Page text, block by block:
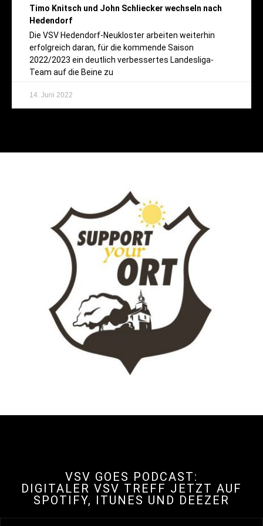
Timo Knitsch und John Schliecker wechseln nach
Hedendorf
Die VSV Hedendorf-Neukloster arbeiten weiterhin
erfolgreich daran, für die kommende Saison
2022/2023 ein deutlich verbessertes Landesliga-
Team auf die Beine zu
14. Juni 2022
VSV GOES PODCAST:
DIGITALER VSV TREFF JETZT AUF
SPOTIFY, ITUNES UND DEEZER